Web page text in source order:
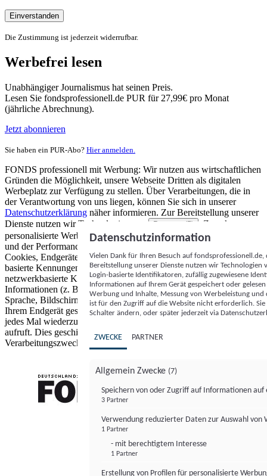
Einverstanden
Die Zustimmung ist jederzeit widerrufbar.
Werbefrei lesen
Unabhängiger Journalismus hat seinen Preis.
Lesen Sie fondsprofessionell.de PUR für 27,99€ pro Monat
(jährliche Abrechnung).
Jetzt abonnieren
Sie haben ein PUR-Abo? Hier anmelden.
FONDS professionell mit Werbung: Wir nutzen aus wirtschaftlichen
Gründen die Möglichkeit, unsere Webseite Dritten als digitalen
Werbeplatz zur Verfügung zu stellen. Über Verarbeitungen, die in
der Verantwortung von uns liegen, können Sie sich in unserer
Datenschutzerklärung näher informieren. Zur Bereitstellung unserer
Dienste nutzen wir Technologien von
Partnern (5)
. Zwecke:
personalisierte Werbung und Inhalte, Messung von Werbeleistung
und der Performance von Inhalten sowie Zielgruppenforschung.
Cookies, Endgeräte- oder ähnliche Online-Kennungen (z. B. login-
basierte Kennungen, zufällig generierte Kennungen,
netzwerkbasierte Kennungen) können zusammen mit anderen
Informationen (z. B. Browsertyp und Browserinformationen,
Sprache, Bildschirmgröße, unterstützte Technologien usw.) auf
Ihrem Endgerät gespeichert oder von dort ausgelesen werden, um es
jedes Mal wiederzuerkennen, wenn es eine App oder einer Webseite
aufruft. Dies geschieht für einen oder mehrere der hier aufgeführten
Verarbeitungszwecke.
Datenschutzinformation
Vielen Dank für Ihren Besuch auf
Bereitstellung unserer Dienste nutzen wir Technologien
Login-basierte Identifikatoren, zufällig zugewiesene
Informationen auf Ihrem Gerät gespeichert oder
Werbung und Inhalte, Messung von Werbeleistung
ist für den Zugriff auf die Website nicht erforderlich.
Schalter ändern, oder später jederzeit via
ZWECKE PARTNER
Allgemein Zwecke (7)
Speichern von oder Zugriff auf Informationen auf
3 Partner
Verwendung reduzierter Daten zur Auswahl von
1 Partner
- mit berechtigtem Interesse
1 Partner
Erstellung von Profilen für personalisierte
FONDS professionell